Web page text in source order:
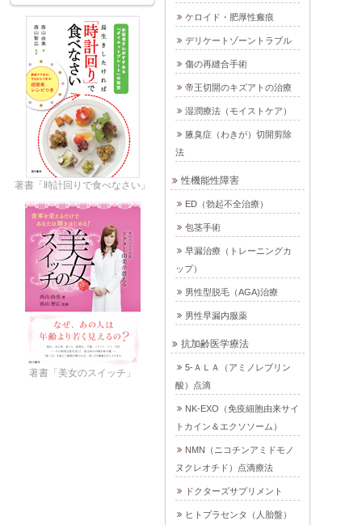
ケロイド・肥厚性瘢痕
デリケートゾーントラブル
傷の再縫合手術
帝王切開のキズアトの治療
湿潤療法（モイストケア）
腋臭症（わきが）切開剪除
法
性機能性障害
ED（勃起不全治療）
包茎手術
早漏治療（トレーニングカ
ップ）
男性型脱毛（AGA)治療
男性早漏内服薬
抗加齢医学療法
5-ＡＬＡ（アミノレブリン
酸）点滴
NK-EXO（免疫細胞由来サイ
トカイン＆エクソソーム）
NMN（ニコチンアミドモノ
ヌクレオチド）点滴療法
ドクターズサプリメント
ヒトプラセンタ（人胎盤）
著書「時計回りで食べなさい」
著書「美女のスイッチ」